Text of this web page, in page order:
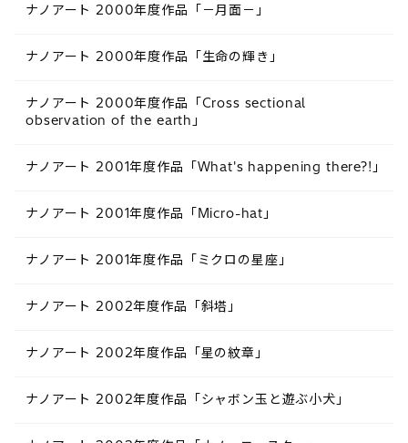
ナノアート 2000年度作品「－月面－」
ナノアート 2000年度作品「生命の輝き」
ナノアート 2000年度作品「Cross sectional
observation of the earth」
ナノアート 2001年度作品「What's happening there?!」
ナノアート 2001年度作品「Micro-hat」
ナノアート 2001年度作品「ミクロの星座」
ナノアート 2002年度作品「斜塔」
ナノアート 2002年度作品「星の紋章」
ナノアート 2002年度作品「シャボン玉と遊ぶ小犬」